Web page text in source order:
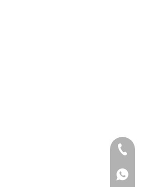
+86-25-
+86-20-
+86-